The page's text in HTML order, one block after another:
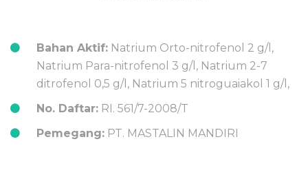
Bahan Aktif: Natrium Orto-nitrofenol 2 g/l,
Natrium Para-nitrofenol 3 g/l, Natrium 2-7
ditrofenol 0,5 g/l, Natrium 5 nitroguaiakol 1 g/l,
No. Daftar: RI. 561/7-2008/T
Pemegang: PT. MASTALIN MANDIRI